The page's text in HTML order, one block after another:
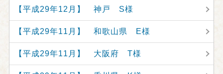
【平成29年12月】 神戸 S様
【平成29年11月】 和歌山県 E様
【平成29年11月】 大阪府 T様